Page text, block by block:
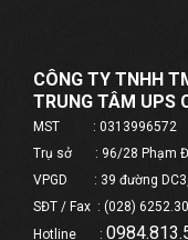
CÔNG TY TNHH
TRUNG TÂM UPS
MST : 0313996572
Trụ sở : 96/28 Phạm
VPGD : 39 đường DC3,
SĐT / Fax : (028)
Hotline :